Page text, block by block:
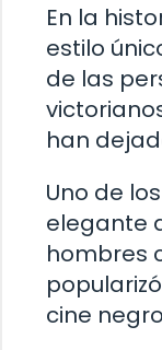
En la
estilo
de las
han
Uno de
elegante
hombres
cine